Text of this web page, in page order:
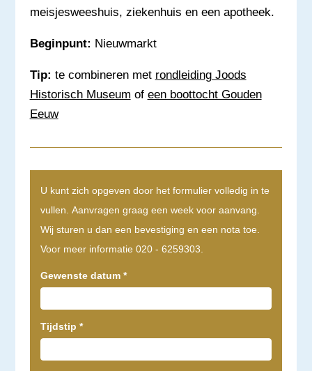
meisjesweeshuis, ziekenhuis en een apotheek.
Beginpunt: Nieuwmarkt
Tip: te combineren met rondleiding Joods
Historisch Museum of een boottocht Gouden
Eeuw
U kunt zich opgeven door het formulier volledig in te
vullen. Aanvragen graag een week voor aanvang.
Wij sturen u dan een bevestiging en een nota toe.
Voor meer informatie 020 - 6259303.
Gewenste datum *
Tijdstip *